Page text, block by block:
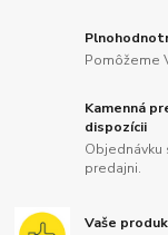
Pomôžeme
Kamenná
dispozícii
Objednávku
predajni.
Vaše